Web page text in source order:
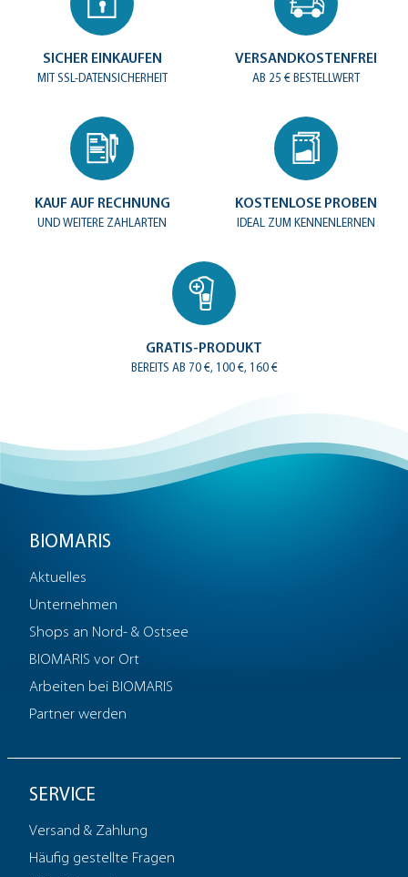
SICHER EINKAUFEN
MIT SSL-DATENSICHERHEIT
VERSANDKOSTENFREI
AB 25 € BESTELLWERT
KAUF AUF RECHNUNG
UND WEITERE ZAHLARTEN
KOSTENLOSE PROBEN
IDEAL ZUM KENNENLERNEN
GRATIS-PRODUKT
BEREITS AB 70 €, 100 €, 160 €
BIOMARIS
Aktuelles
Unternehmen
Shops an Nord- & Ostsee
BIOMARIS vor Ort
Arbeiten bei BIOMARIS
Partner werden
SERVICE
Versand & Zahlung
Häufig gestellte Fragen